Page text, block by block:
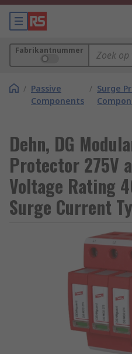
Fabrikantnummer
/ Passive
Components
/ Surge
Dehn, DG
Protector 275V
Voltage Rating
Surge Current